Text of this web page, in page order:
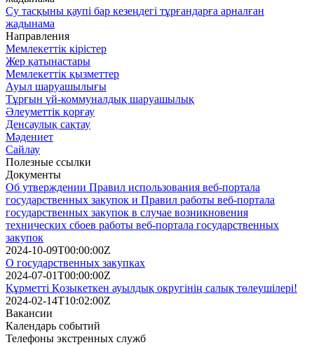
Су тасқыны қаупі бар кезеңдегі тұрғандарға арналған
жадынама
Направления
Мемлекеттік кірістер
Жер қатынастары
Мемлекеттік қызметтер
Ауыл шаруашылығы
Тұрғын үй-коммуналдық шаруашылық
Әлеуметтік қорғау
Денсаулық сақтау
Мәдениет
Сайлау
Полезные ссылки
Документы
Об утверждении Правил использования веб-портала
государственных закупок и Правил работы веб-портала
государственных закупок в случае возникновения
технических сбоев работы веб-портала государственных
закупок
2024-10-09T00:00:00Z
О государственных закупках
2024-07-01T00:00:00Z
Құрметті Қозыкеткен ауылдық округінің салық төлеушілері!
2024-02-14T10:02:00Z
Вакансии
Календарь событий
Телефоны экстренных служб